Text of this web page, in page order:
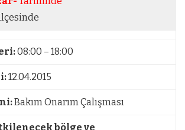
08:00 – 18:00
12.04.2015
Bakım Onarım Çalışması
bölge ve